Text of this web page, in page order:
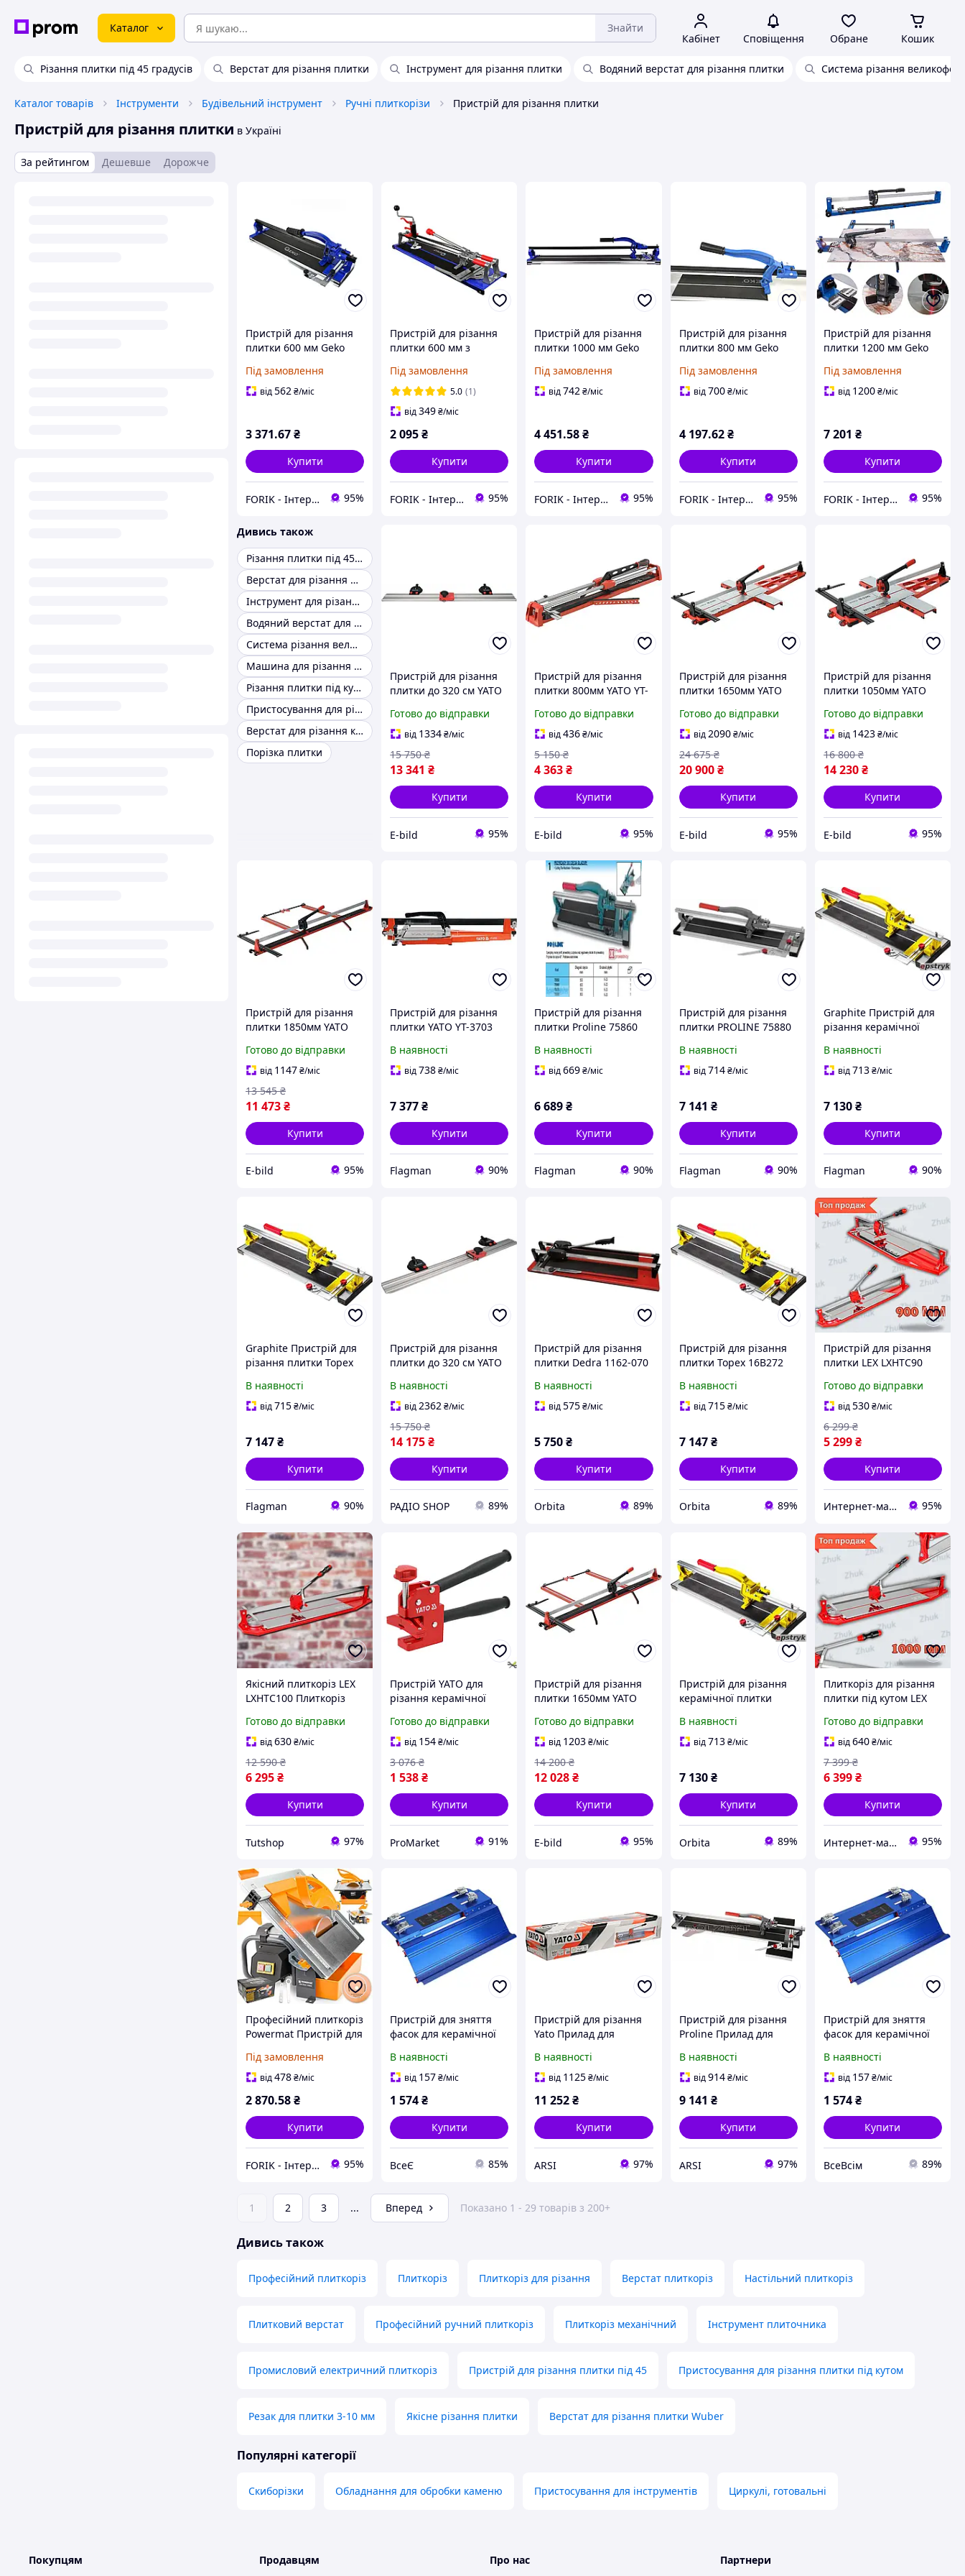
Каталог Знайти
Кабінет Сповіщення Обране Кошик
Різання плитки під 45 градусів Верстат для різання плитки Інструмент для різання плитки Водяний верстат для різання плитки Система різання
Каталог товарів Інструменти Будівельний інструмент Ручні плиткорізи Пристрій для різання плитки
Пристрій для різання плитки в Україні
За рейтингом Дешевше Дорожче
Пристрій для різання
плитки 600 мм Geko
Під замовлення
від562₴/міс
3 371.67₴
Купити
FORIK - Інтернет гіпермаркет 95%
Пристрій для різання
плитки 600 мм з
Geko G30102
Під замовлення
5.0 (1)
від349₴/міс
2 095₴
Купити
FORIK - Інтернет гіпермаркет 95%
Пристрій для різання
плитки 1000 мм Geko
Під замовлення
від742₴/міс
4 451.58₴
Купити
FORIK - Інтернет гіпермаркет 95%
Пристрій для різання
плитки 800 мм Geko
Під замовлення
від700 ₴/міс
4 197.62 ₴
Купити
FORIK - Інтернет гіпермаркет 95%
Пристрій для різання
плитки 1200 мм Geko
Під замовлення
від 1200₴/міс
7 201 ₴
Купити
FORIK - Інтернет гіпермаркет 95%
Дивись також
Різання плитки під 45 градусів
Верстат для різання плитки
Інструмент для різання плитки
Водяний верстат для різання плитки
Система різання великоформатної плитки
Машина для різання плитки
Різання плитки під кутом
Пристосування для різання плитки
Верстат для різання керамічної плитки
Порізка плитки
Пристрій для різання
плитки до 320 см YATO
Готово до відправки
від 1334₴/міс
13 341 ₴
15 750 ₴
Купити
E-bild 95%
Пристрій для різання
плитки 800мм YATO YT-
Готово до відправки
від436₴/міс
4 363₴
5 150 ₴
Купити
E-bild 95%
Пристрій для різання
плитки 1650мм YATO
Готово до відправки
від2090 ₴/міс
20 900 ₴
24 675 ₴
Купити
E-bild 95%
Пристрій для різання
плитки 1050мм YATO
Готово до відправки
від 1423₴/міс
14 230₴
16 800 ₴
Купити
E-bild 95%
Пристрій для різання
плитки 1850мм YATO
Готово до відправки
від 1147₴/міс
11 473₴
13 545 ₴
Купити
E-bild 95%
Пристрій для різання
плитки YATO YT-3703
В наявності
від738₴/міс
7 377₴
Купити
Flagman 90%
Пристрій для різання
плитки Proline 75860
В наявності
від669₴/міс
6 689₴
Купити
Flagman 90%
Пристрій для різання
плитки PROLINE 75880
В наявності
від714 ₴/міс
7 141 ₴
Купити
Flagman 90%
Graphite Пристрій для
різання керамічної
1000 мм
В наявності
від713₴/міс
7 130₴
Купити
Flagman 90%
Graphite Пристрій для
різання плитки Topex
керамічна
В наявності
від715₴/міс
7 147₴
Купити
Flagman 90%
Пристрій для різання
плитки до 320 см YATO
В наявності
від2362₴/міс
14 175₴
15 750 ₴
Купити
РАДІО SHOP 89%
Пристрій для різання
плитки Dedra 1162-070
В наявності
від575₴/міс
5 750₴
Купити
Orbita 89%
Пристрій для різання
плитки Topex 16B272
В наявності
від715 ₴/міс
7 147 ₴
Купити
Orbita 89%
Пристрій для різання
плитки LEX LXHTC90
мм Ручні плиткорези
Готово до відправки
від530₴/міс
5 299₴
6 299 ₴
Купити
Интернет-магазин Zhuk 95%
Якісний плиткоріз LEX
LXHTC100 Плиткоріз
різання плитки
Плиткоріз під 45
Готово до відправки
від630₴/міс
6 295₴
12 590 ₴
Купити
Tutshop 97%
Пристрій YATO для
різання керамічної
товщина 14 мм
ширина 3 м розміри
230x80x140 мм
Готово до відправки
від 154₴/міс
1 538₴
3 076 ₴
Купити
ProMarket 91%
Пристрій для різання
плитки 1650мм YATO
Готово до відправки
від 1203₴/міс
12 028₴
14 200 ₴
Купити
E-bild 95%
Пристрій для різання
керамічної плитки
В наявності
від713 ₴/міс
7 130 ₴
Купити
Orbita 89%
Плиткоріз для різання
плитки під кутом LEX
різання плитки
Готово до відправки
від640₴/міс
6 399₴
7 399 ₴
Купити
Интернет-магазин Zhuk 95%
Професійний плиткоріз
Powermat Пристрій для
Під замовлення
від478₴/міс
2 870.58₴
Купити
FORIK - Інтернет гіпермаркет 95%
Пристрій для зняття
фасок для керамічної
напрямна для різання
каменю для цегли
В наявності
від 157₴/міс
1 574₴
Купити
ВсеЄ 85%
Пристрій для різання
Yato Прилад для
YT-3705
В наявності
від 1125₴/міс
11 252₴
Купити
ARSI 97%
Пристрій для різання
Proline Прилад для
75900
В наявності
від914 ₴/міс
9 141 ₴
Купити
ARSI 97%
Пристрій для зняття
фасок для керамічної
напрямна для різання
каменю для цегли
В наявності
від 157₴/міс
1 574₴
Купити
ВсеВсім 89%
1 2 3 ... Вперед Показано 1 - 29 товарів з 200+
Дивись також
Професійний плиткоріз Плиткоріз Плиткоріз для різання Верстат плиткоріз Настільний плиткоріз
Плитковий верстат Професійний ручний плиткоріз Плиткоріз механічний Інструмент плиточника
Промисловий електричний плиткоріз Пристрій для різання плитки під 45 Пристосування для різання плитки під кутом
Резак для плитки 3-10 мм Якісне різання плитки Верстат для різання плитки Wuber
Популярні категорії
Скиборізки Обладнання для обробки каменю Пристосування для інструментів Циркулі, готовальні
Покупцям Продавцям Про нас Партнери